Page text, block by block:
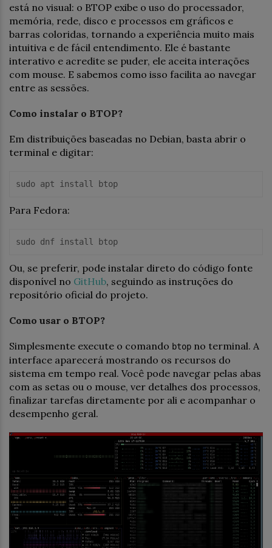
está no visual: o BTOP exibe o uso do processador,
memória, rede, disco e processos em gráficos e
barras coloridas, tornando a experiência muito mais
intuitiva e de fácil entendimento. Ele é bastante
interativo e acredite se puder, ele aceita interações
com mouse. E sabemos como isso facilita ao navegar
entre as sessões.
Como instalar o BTOP?
Em distribuições baseadas no Debian, basta abrir o
terminal e digitar:
sudo apt install btop
Para Fedora:
sudo dnf install btop
Ou, se preferir, pode instalar direto do código fonte
disponível no GitHub, seguindo as instruções do
repositório oficial do projeto.
Como usar o BTOP?
Simplesmente execute o comando btop no terminal. A
interface aparecerá mostrando os recursos do
sistema em tempo real. Você pode navegar pelas abas
com as setas ou o mouse, ver detalhes dos processos,
finalizar tarefas diretamente por ali e acompanhar o
desempenho geral.